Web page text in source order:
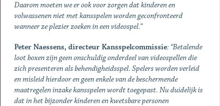
Daarom moeten we er ook voor zorgen dat kinderen en
volwassenen niet met kansspelen worden geconfronteerd
wanneer ze plezier zoeken in een videospel.”
Peter Naessens, directeur Kansspelcommissie: “Betalende
loot boxen zijn geen onschuldig onderdeel van videospellen die
zich presenteren als behendigheidsspel. Spelers worden verleid
en misleid hierdoor en geen enkele van de beschermende
maatregelen inzake kansspelen wordt toegepast. Nu duidelijk is
dat in het bijzonder kinderen en kwetsbare personen